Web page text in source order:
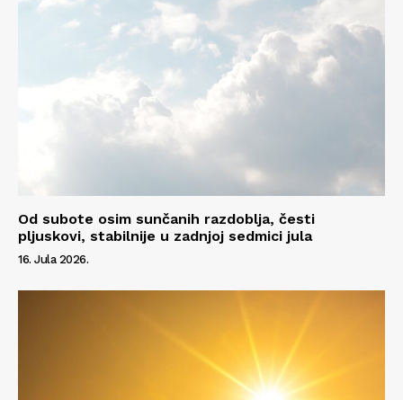
O nama
Impressum
Od subote osim sunčanih razdoblja, česti
pljuskovi, stabilnije u zadnjoj sedmici jula
16. Jula 2026.